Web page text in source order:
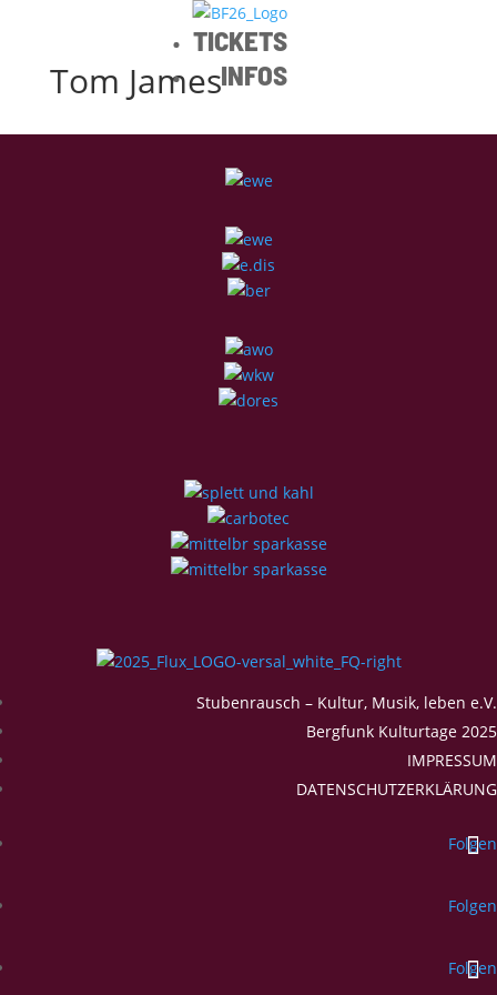
TICKETS
INFOS
Tom James
Stubenrausch – Kultur, Musik, leben e.V.
Bergfunk Kulturtage 2025
IMPRESSUM
DATENSCHUTZERKLÄRUNG
Folgen
Folgen
Folgen